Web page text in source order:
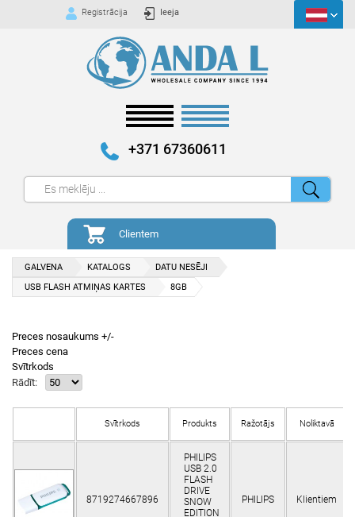
Registrācija Ieeja
+371 67360611
Clientem
GALVENA KATALOGS
DATU NESĒJI
USB FLASH ATMIŅAS KARTES
8GB
Preces nosaukums +/-
Preces cena
Svītrkods
Rādīt:
Svītrkods Produkts Ražotājs Noliktavā
8719274667896
PHILIPS
USB 2.0
FLASH
DRIVE
SNOW
EDITION
PHILIPS Klientiem